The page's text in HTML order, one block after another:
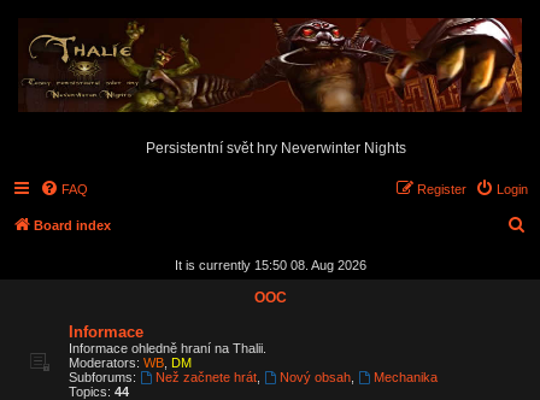
Persistentní svět hry Neverwinter Nights
FAQ Login
Register
Board index
a
It is currently 15:50 08. Aug 2026
OOC
Informace
Informace ohledně hraní na Thalii.
Moderators: WB DM
Subforums:
Než začnete hrát, Nový obsah,
Mechanika
Topics: 44